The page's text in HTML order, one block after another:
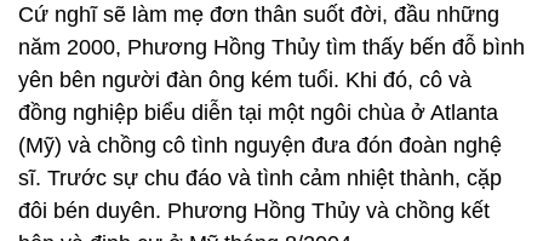
Cứ nghĩ sẽ làm mẹ đơn thân suốt đời, đầu những
năm 2000, Phương Hồng Thủy tìm thấy bến đỗ bình
yên bên người đàn ông kém tuổi. Khi đó, cô và
đồng nghiệp biểu diễn tại một ngôi chùa ở Atlanta
(Mỹ) và chồng cô tình nguyện đưa đón đoàn nghệ
sĩ. Trước sự chu đáo và tình cảm nhiệt thành, cặp
đôi bén duyên. Phương Hồng Thủy và chồng kết